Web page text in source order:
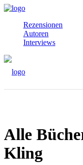
Rezensionen
Autoren
Interviews
Alle
Kling